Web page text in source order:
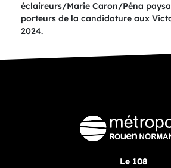
éclaireurs/Marie Caron/Péna
porteurs de la candidature aux
2024.
Le 108